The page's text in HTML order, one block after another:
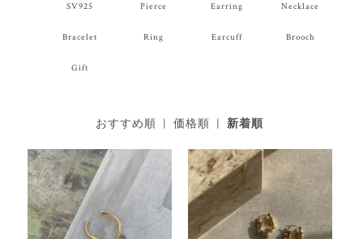
SV925 Pierce Earring Necklace
Bracelet Ring Earcuff Brooch
Gift
おすすめ順 |価格順 |新着順